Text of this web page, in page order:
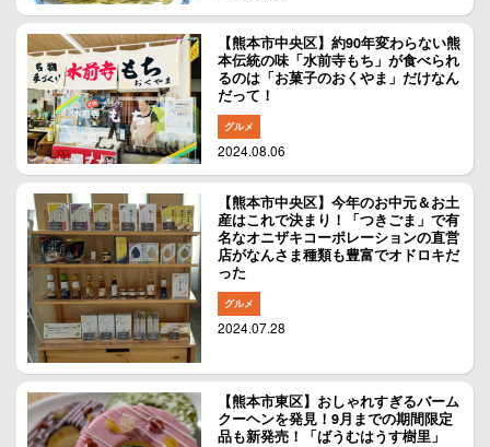
【熊本市中央区】約90年変わらない熊
本伝統の味「水前寺もち」が食べられ
るのは「お菓子のおくやま」だけなん
だって！
グルメ
2024.08.06
【熊本市中央区】今年のお中元＆お土
産はこれで決まり！「つきごま」で有
名なオニザキコーポレーションの直営
店がなんさま種類も豊富でオドロキだ
った
グルメ
2024.07.28
【熊本市東区】おしゃれすぎるバーム
クーヘンを発見！9月までの期間限定
品も新発売！「ばうむはうす樹里」